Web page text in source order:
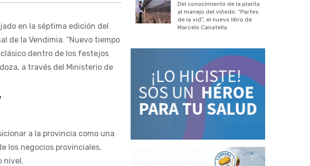
en la séptima edición del
de la Vendimia. “Nuevo tiempo
dentro de los festejos
a través del Ministerio de
a la provincia como una
los negocios provinciales,
nivel.
Del conocimiento de la planta
al manejo del viñedo: “Partes
de la vid”, el nuevo libro de
Marcelo Canatella